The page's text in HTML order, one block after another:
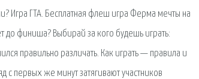
Игра ГТА. Бесплатная флеш игра Ферма мечты на
до финиша? Выбирай за кого будешь играть:
правильно различать. Как играть — правила и
с первых же минут затягивают участников